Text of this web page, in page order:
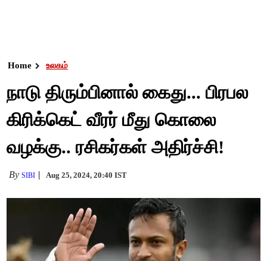
Home உலகம்
நாடு திரும்பினால் கைது... பிரபல
கிரிக்கெட் வீரர் மீது கொலை
வழக்கு.. ரசிகர்கள் அதிர்ச்சி!
BySIBI Aug 25, 2024, 20:40 IST